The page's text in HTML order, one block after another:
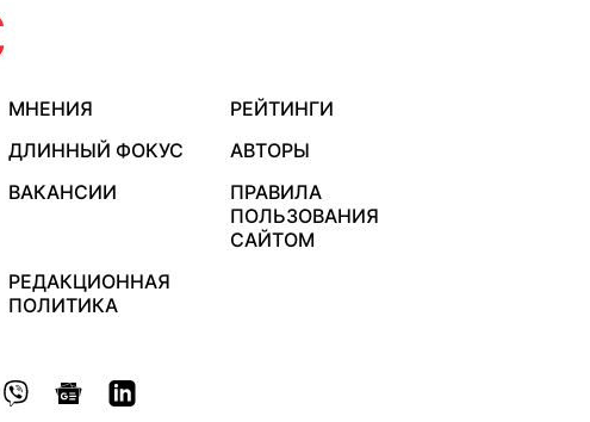
МНЕНИЯ
РЕЙТИНГИ
ДЛИННЫЙ ФОКУС
АВТОРЫ
ВАКАНСИИ
ПРАВИЛА
ПОЛЬЗОВАНИЯ
САЙТОМ
РЕДАКЦИОННАЯ
ПОЛИТИКА